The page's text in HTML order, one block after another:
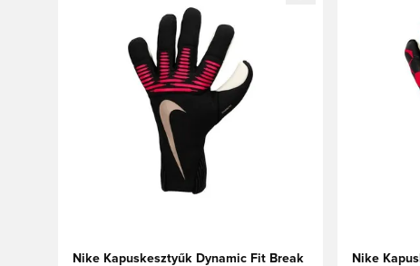
Nike Kapuskesztyűk Dynamic Fit Break
Nike